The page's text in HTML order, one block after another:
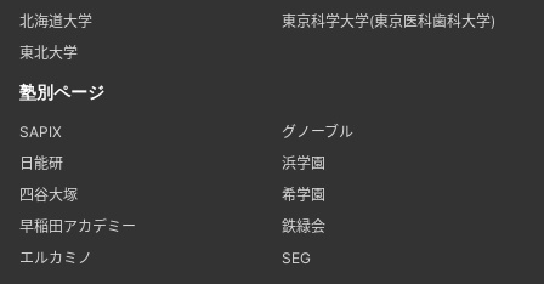
北海道大学
東京科学大学(東京医科歯科大学)
東北大学
塾別ページ
SAPIX
グノーブル
日能研
浜学園
四谷大塚
希学園
早稲田アカデミー
鉄緑会
エルカミノ
SEG